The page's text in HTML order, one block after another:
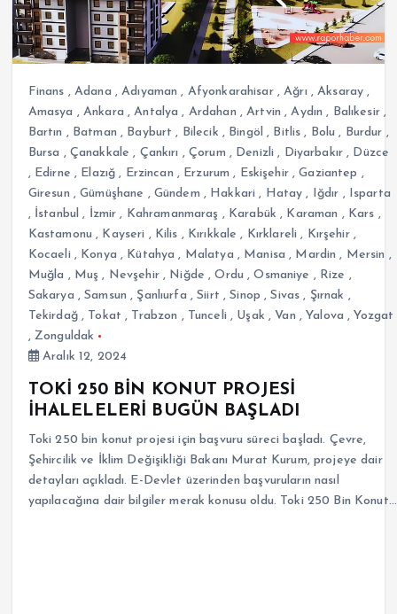
Finans , Adana ,Adıyaman , Afyonkarahisar,Ağrı ,Aksaray ,
Amasya , Ankara ,Antalya , Ardahan ,Artvin ,Aydın , Balıkesir,
Bartın , Batman , Bayburt , Bilecik , Bingöl , Bitlis , Bolu , Burdur ,
Bursa , Çanakkale , Çankırı , Çorum , Denizli , Diyarbakır , Düzce
, Edirne , Elazığ , Erzincan , Erzurum , Eskişehir,Gaziantep ,
Giresun ,Gümüşhane , Gündem , Hakkari , Hatay , Iğdır ,
Isparta
, İstanbul , İzmir , Kahramanmaraş , Karabük , Karaman , Kars ,
Kastamonu , Kayseri , Kilis , Kırıkkale , Kırklareli , Kırşehir,
Kocaeli , Konya , Kütahya , Malatya , Manisa , Mardin , Mersin ,
Muğla , Muş , Nevşehir, Niğde ,Ordu ,Osmaniye , Rize ,
Sakarya ,Samsun , Şanlıurfa ,Siirt ,Sinop ,Sivas , Şırnak ,
Tekirdağ, Tokat , Trabzon , Tunceli , Uşak ,Van ,Yalova ,Yozgat
, Zonguldak
Aralık 12, 2024
TOKİ 250 BİN KONUT PROJESİ
İHALELELERİ BUGÜN BAŞLADI
Toki 250 bin konut projesi için başvuru süreci başladı. Çevre,
Şehircilik ve İklim Değişikliği Bakanı Murat Kurum, projeye dair
detayları açıkladı. E-Devlet üzerinden başvuruların nasıl
yapılacağına dair bilgiler merak konusu oldu. Toki 250 Bin Konut…